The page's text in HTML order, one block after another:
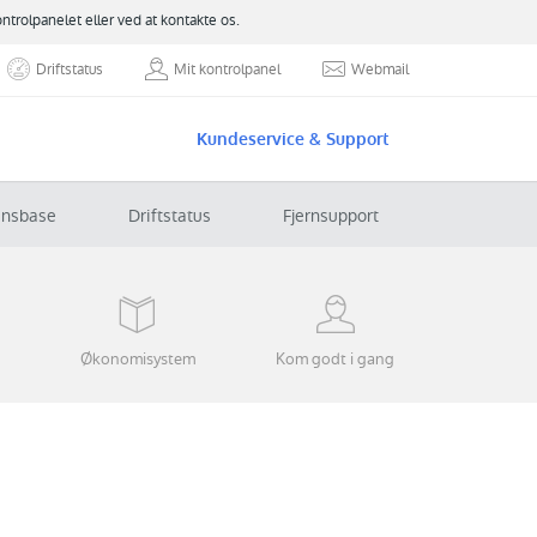
eller ved at kontakte os.
Driftstatus Mit kontrolpanel Webmail
Kundeservice & Support
Driftstatus Fjernsupport
Økonomisystem Kom godt i gang